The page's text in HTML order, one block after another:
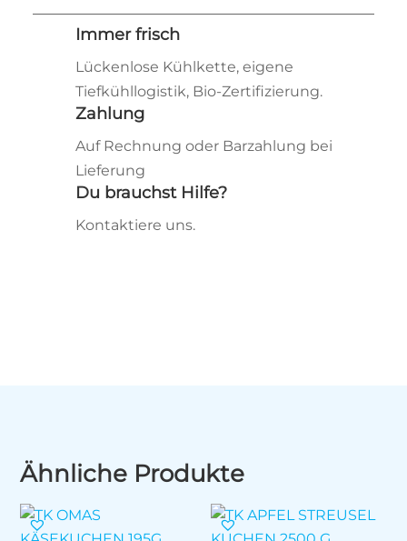
Immer frisch
Lückenlose Kühlkette, eigene
Tiefkühllogistik, Bio‑Zertifizierung.
Zahlung
Auf Rechnung oder Barzahlung bei
Lieferung
Du brauchst Hilfe?
Kontaktiere uns.
Ähnliche Produkte